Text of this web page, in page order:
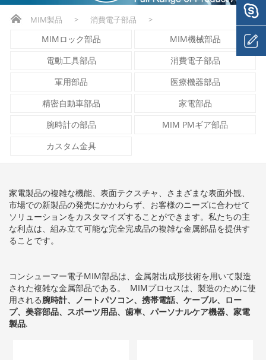
MIM製品 > 消費電子部品 >
MIMロック部品
MIM機械部品
電動工具部品
消費電子部品
軍用部品
医療機器部品
精密自動車部品
家電部品
腕時計の部品
MIM PMギア部品
カスタム金具
家電製品の複雑な機能、表面テクスチャ、さまざまな表面外観、
市場での新製品の発売にかかわらず、お客様のニーズに合わせて
ソリューションをカスタマイズすることができます。私たちの主
な利点は、組み立て可能な完全完成品の複雑な金属部品を提供す
ることです。
コンシューマー電子MIM部品は、金属射出成形技術を用いて製造
された複雑な金属部品である。 MIMプロセスは、製造のために使
用される腕時計、ノートパソコン、携帯電話、ケーブル、ロー
プ、美容部品、スポーツ用品、歯車、パーソナルケア機器、家電
製品.